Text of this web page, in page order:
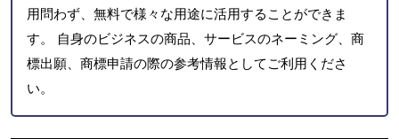
用問わず、無料で様々な用途に活用することができま
す。 自身のビジネスの商品、サービスのネーミング、商
標出願、商標申請の際の参考情報としてご利用くださ
い。